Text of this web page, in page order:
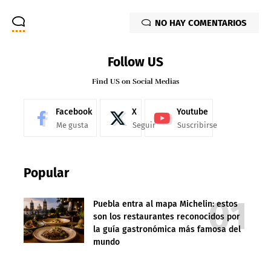
NO HAY COMENTARIOS
Follow US
Find US on Social Medias
Facebook
Me gusta
X
Seguir
Youtube
Suscribirse
Popular
Puebla entra al mapa Michelin: estos
son los restaurantes reconocidos por
la guía gastronómica más famosa del
mundo